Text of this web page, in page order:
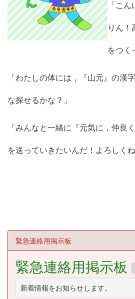
「こ
りん！
をつく
「わたしの体には，『山元』の漢
な探せるかな？」
「みんなと一緒に『元気に，仲良
を送っていきたいんだ！よろしくね
緊急連絡用掲示板
緊急連絡用掲示板
新着情報をお知らせします。